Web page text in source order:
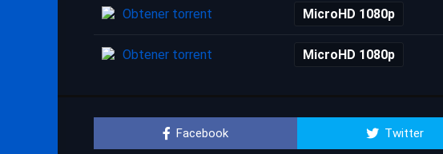
Obtener torrent MicroHD 1080p
Obtener torrent MicroHD 1080p
Facebook Twitter